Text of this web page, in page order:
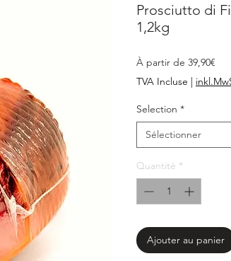
Prosciutto di
1,2kg
À partir de 39,90€
TVA Incluse |
Selection *
Sélectionner
Quantité *
Ajouter au panier